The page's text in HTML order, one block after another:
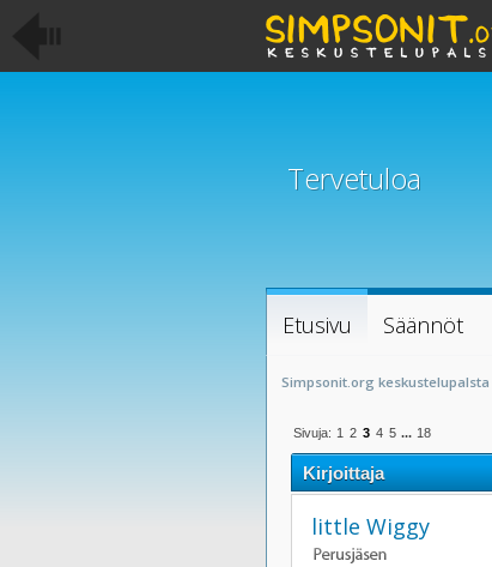
Tervetuloa
Etusivu Säännöt
Simpsonit.org keskustelupalsta
Sivuja: 1 2 3 4 5 ... 18
Kirjoittaja
little Wiggy